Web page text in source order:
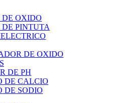
DE OXIDO
PINTUTA
DE OXIDO
DE PH
DE CALCIO
DE SODIO